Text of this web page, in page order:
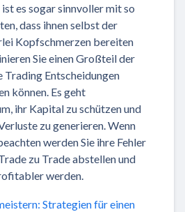
es sogar sinnvoller mit so
dass ihnen selbst der
Kopfschmerzen bereiten
Sie einen Großteil der
Trading Entscheidungen
können. Es geht
ihr Kapital zu schützen und
zu generieren. Wenn
werden Sie ihre Fehler
zu Trade abstellen und
werden.
Strategien für einen